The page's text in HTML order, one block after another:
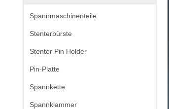
Spannmaschinenteile
Stenterbürste
Stenter Pin Holder
Pin-Platte
Spannkette
Spannklammer